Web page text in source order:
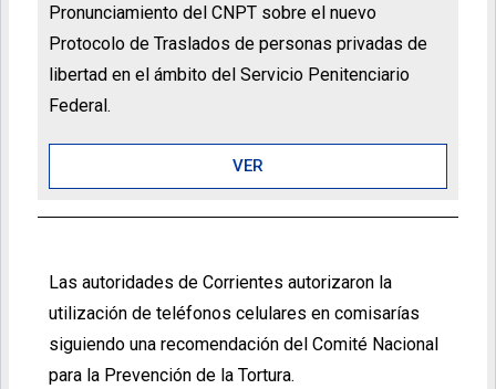
Pronunciamiento del CNPT sobre el nuevo
Protocolo de Traslados de personas privadas de
libertad en el ámbito del Servicio Penitenciario
Federal.
VER
Las autoridades de Corrientes autorizaron la
utilización de teléfonos celulares en comisarías
siguiendo una recomendación del Comité Nacional
para la Prevención de la Tortura.